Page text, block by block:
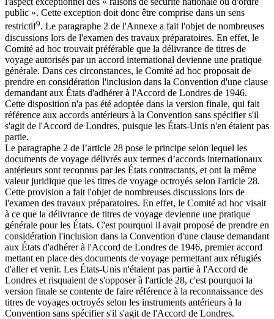
public ». Cette exception doit donc être comprise dans un sens
restrictif9. Le paragraphe 2 de l'Annexe a fait l'objet de nombreuses
discussions lors de l'examen des travaux préparatoires. En effet, le
Comité ad hoc trouvait préférable que la délivrance de titres de
voyage autorisés par un accord international devienne une pratique
générale. Dans ces circonstances, le Comité ad hoc proposait de
prendre en considération l'inclusion dans la Convention d'une clause
demandant aux États d'adhérer à l'Accord de Londres de 1946.
Cette disposition n'a pas été adoptée dans la version finale, qui fait
référence aux accords antérieurs à la Convention sans spécifier s'il
s'agit de l'Accord de Londres, puisque les États-Unis n'en étaient pas
partie.
Le paragraphe 2 de l’article 28 pose le principe selon lequel les
documents de voyage délivrés aux termes d’accords internationaux
antérieurs sont reconnus par les États contractants, et ont la même
valeur juridique que les titres de voyage octroyés selon l'article 28.
Cette provision a fait l'objet de nombreuses discussions lors de
l'examen des travaux préparatoires. En effet, le Comité ad hoc visait
à ce que la délivrance de titres de voyage devienne une pratique
générale pour les États. C'est pourquoi il avait proposé de prendre en
considération l'inclusion dans la Convention d'une clause demandant
aux États d'adhérer à l'Accord de Londres de 1946, premier accord
mettant en place des documents de voyage permettant aux réfugiés
d'aller et venir. Les États-Unis n'étaient pas partie à l'Accord de
Londres et risquaient de s'opposer à l'article 28, c'est pourquoi la
version finale se contente de faire référence à la reconnaissance des
titres de voyages octroyés selon les instruments antérieurs à la
Convention sans spécifier s'il s'agit de l'Accord de Londres.